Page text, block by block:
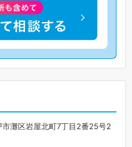
市灘区岩屋北町7丁目2番25号2